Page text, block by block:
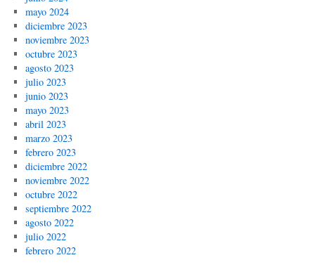
mayo 2024
diciembre 2023
noviembre 2023
octubre 2023
agosto 2023
julio 2023
junio 2023
mayo 2023
abril 2023
marzo 2023
febrero 2023
diciembre 2022
noviembre 2022
octubre 2022
septiembre 2022
agosto 2022
julio 2022
febrero 2022